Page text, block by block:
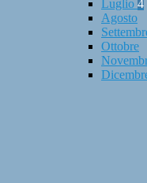
Luglio 4
Agosto
Ottobre